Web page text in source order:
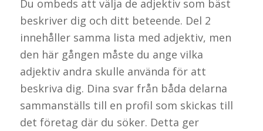
Du ombeds att välja de adjektiv som bäst
beskriver dig och ditt beteende. Del 2
innehåller samma lista med adjektiv, men
den här gången måste du ange vilka
adjektiv andra skulle använda för att
beskriva dig. Dina svar från båda delarna
sammanställs till en profil som skickas till
det företag där du söker. Detta ger